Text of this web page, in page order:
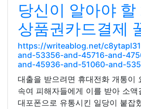
당신이 알아야
상품권카드결제
https://writeablog.net/
and-53356-and-45716-and-
and-45936-and-51060-and-
대출을 받으려면 휴대전화 개통이
속여 피해자들에게 이를 받아 소액
대포폰으로 유통시킨 일당이 붙잡